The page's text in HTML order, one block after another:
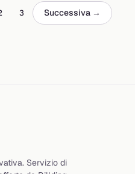
3 Successiva →
Servizio di